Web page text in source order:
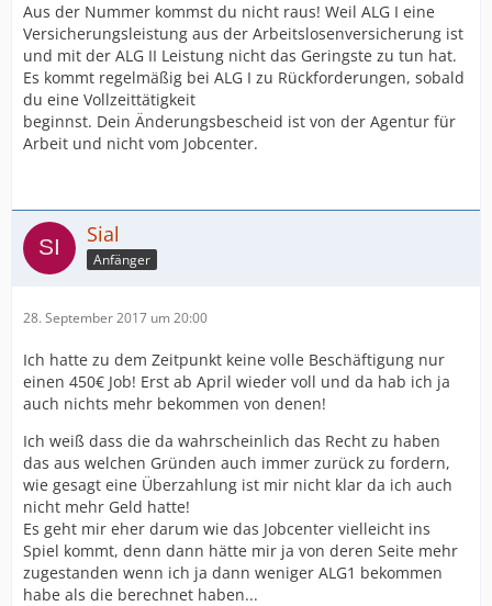
Aus der Nummer kommst du nicht raus! Weil ALG I eine
Versicherungsleistung aus der Arbeitslosenversicherung ist
und mit der ALG II Leistung nicht das Geringste zu tun hat.
Es kommt regelmäßig bei ALG I zu Rückforderungen, sobald
du eine Vollzeittätigkeit
beginnst. Dein Änderungsbescheid ist von der Agentur für
Arbeit und nicht vom Jobcenter.
Sial
Anfänger
28. September 2017 um 20:00
Ich hatte zu dem Zeitpunkt keine volle Beschäftigung nur
einen 450€ Job! Erst ab April wieder voll und da hab ich ja
auch nichts mehr bekommen von denen!
Ich weiß dass die da wahrscheinlich das Recht zu haben
das aus welchen Gründen auch immer zurück zu fordern,
wie gesagt eine Überzahlung ist mir nicht klar da ich auch
nicht mehr Geld hatte!
Es geht mir eher darum wie das Jobcenter vielleicht ins
Spiel kommt, denn dann hätte mir ja von deren Seite mehr
zugestanden wenn ich ja dann weniger ALG1 bekommen
habe als die berechnet haben...